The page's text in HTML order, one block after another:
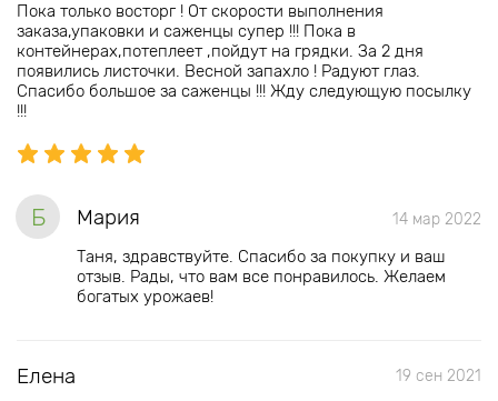
Пока только восторг ! От скорости выполнения
заказа,упаковки и саженцы супер !!! Пока в
контейнерах,потеплеет ,пойдут на грядки. За 2 дня
появились листочки. Весной запахло ! Радуют глаз.
Спасибо большое за саженцы !!! Жду следующую посылку
!!!
Б Мария 14 мар 2022
Таня, здравствуйте. Спасибо за покупку и ваш
отзыв. Рады, что вам все понравилось. Желаем
богатых урожаев!
Елена 19 сен 2021